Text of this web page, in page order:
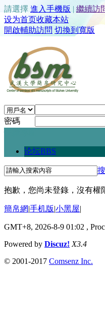
請選擇 進入手機版 | 繼續訪
设为首页收藏本站
開啟輔助訪問 切換到寬版
密碼
论坛BBS
抱歉，您尚未登錄，沒有權
簡帛網|手机版|小黑屋|
GMT+8, 2026-8-9 01:02 ,
Powered by Discuz! X3.4
© 2001-2017 Comsenz Inc.